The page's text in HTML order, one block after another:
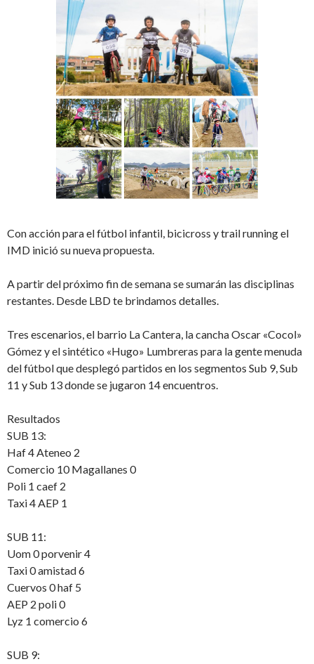
Con acción para el fútbol infantil, bicicross y trail running el
IMD inició su nueva propuesta.
A partir del próximo fin de semana se sumarán las disciplinas
restantes. Desde LBD te brindamos detalles.
Tres escenarios, el barrio La Cantera, la cancha Oscar «Cocol»
Gómez y el sintético «Hugo» Lumbreras para la gente menuda
del fútbol que desplegó partidos en los segmentos Sub 9, Sub
11 y Sub 13 donde se jugaron 14 encuentros.
Resultados
SUB 13:
Haf 4 Ateneo 2
Comercio 10 Magallanes 0
Poli 1 caef 2
Taxi 4 AEP 1
SUB 11:
Uom 0 porvenir 4
Taxi 0 amistad 6
Cuervos 0 haf 5
AEP 2 poli 0
Lyz 1 comercio 6
SUB 9: